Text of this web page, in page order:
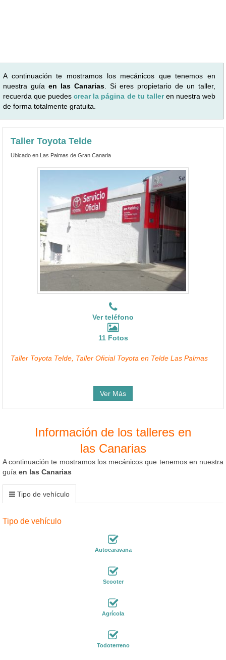
A continuación te mostramos los mecánicos que tenemos en
nuestra guía en las Canarias . Si eres propietario de un taller,
recuerda que puedescrear la página de tu talleren nuestra web
de forma totalmente gratuita.
Taller Toyota Telde
Ubicado en Las Palmas de Gran Canaria
Ver teléfono
11 Fotos
Taller Toyota Telde, Taller Oficial Toyota en Telde Las Palmas
Ver Más
Información de los talleres en
las Canarias
A continuación te mostramos los mecánicos que tenemos en nuestra
guía en las Canarias
Tipo de vehículo
Tipo de vehículo
Autocaravana
Scooter
Agrícola
Todoterreno